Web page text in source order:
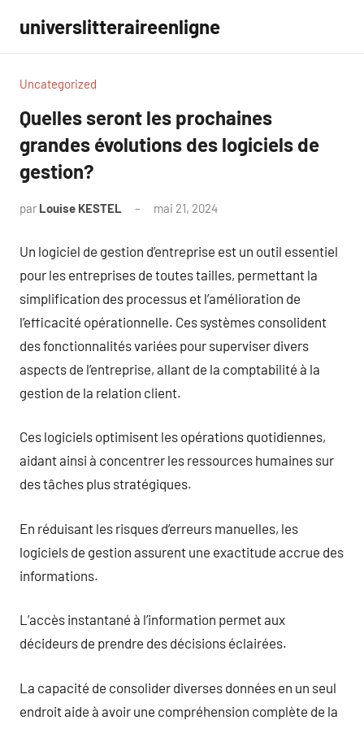
contenu
universlitteraireenligne
Uncategorized
Quelles seront les prochaines
grandes évolutions des logiciels de
gestion?
par Louise KESTEL mai 21, 2024
Un logiciel de gestion d’entreprise est un outil essentiel
pour les entreprises de toutes tailles, permettant la
simplification des processus et l’amélioration de
l’efficacité opérationnelle. Ces systèmes consolident
des fonctionnalités variées pour superviser divers
aspects de l’entreprise, allant de la comptabilité à la
gestion de la relation client.
Ces logiciels optimisent les opérations quotidiennes,
aidant ainsi à concentrer les ressources humaines sur
des tâches plus stratégiques.
En réduisant les risques d’erreurs manuelles, les
logiciels de gestion assurent une exactitude accrue des
informations.
L’accès instantané à l’information permet aux
décideurs de prendre des décisions éclairées.
La capacité de consolider diverses données en un seul
endroit aide à avoir une compréhension complète de la